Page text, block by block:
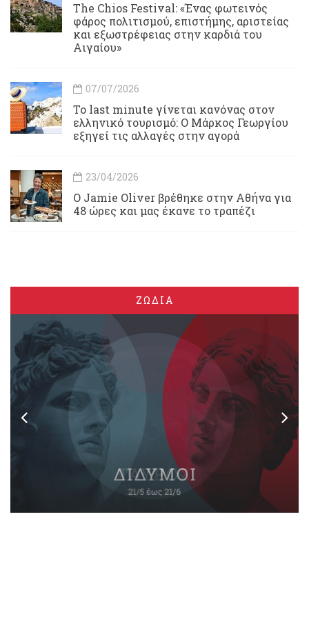
Τhe Chios Festival: «Ένας φωτεινός
φάρος πολιτισμού, επιστήμης, αριστείας
και εξωστρέφειας στην καρδιά του
Αιγαίου»
07/07/2026
Το last minute γίνεται κανόνας στον
ελληνικό τουρισμό: Ο Μάρκος Γεωργίου
εξηγεί τις αλλαγές στην αγορά
23/04/2026
Ο Jamie Oliver βρέθηκε στην Αθήνα για
48 ώρες και μας έκανε το τραπέζι
ΖΩΔΙΑ